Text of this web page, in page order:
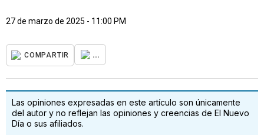
27 de marzo de 2025 - 11:00 PM
COMPARTIR ...
Las opiniones expresadas en este artículo son únicamente
del autor y no reflejan las opiniones y creencias de El Nuevo
Día o sus afiliados.